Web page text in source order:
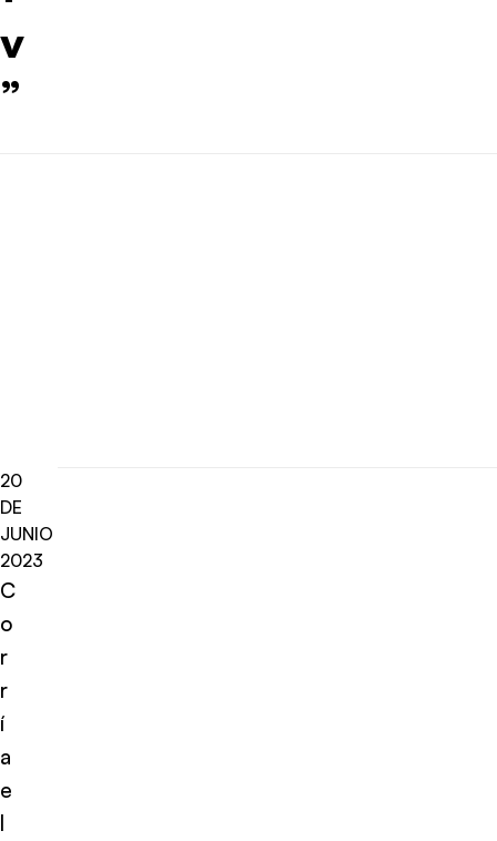
v
”
20
DE
JUNIO
2023
C
o
r
r
í
a
e
l